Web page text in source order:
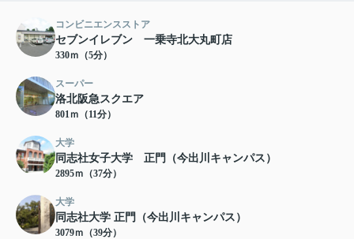
コンビニエンスストア
セブンイレブン 一乗寺北大丸町店
330ｍ（5分）
スーパー
洛北阪急スクエア
801ｍ（11分）
大学
同志社女子大学 正門（今出川キャンパス）
2895ｍ（37分）
大学
同志社大学 正門（今出川キャンパス）
3079ｍ（39分）